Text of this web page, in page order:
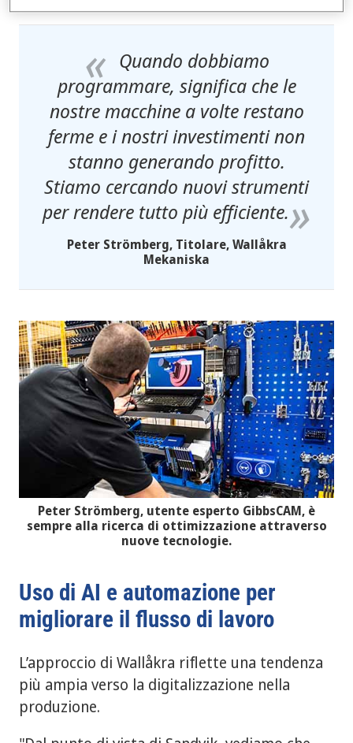
Quando dobbiamo
programmare, significa che le
nostre macchine a volte restano
ferme e i nostri investimenti non
stanno generando profitto.
Stiamo cercando nuovi strumenti
per rendere tutto più efficiente.
Peter Strömberg, Titolare, Wallåkra
Mekaniska
Peter Strömberg, utente esperto GibbsCAM, è
sempre alla ricerca di ottimizzazione attraverso
nuove tecnologie.
Uso di AI e automazione per
migliorare il flusso di lavoro
L’approccio di Wallåkra riflette una tendenza
più ampia verso la digitalizzazione nella
produzione.